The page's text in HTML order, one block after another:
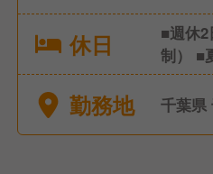
休日
■週休2
制） ■
有給休
産後休
勤務地 千葉県